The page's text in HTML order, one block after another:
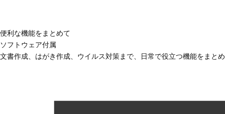
便利な機能をまとめて
ソフトウェア付属
文書作成、はがき作成、ウイルス対策まで、日常で役立つ機能をまと